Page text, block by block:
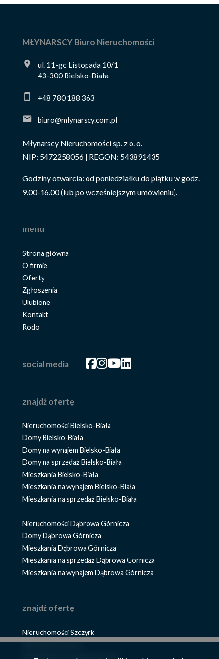
MŁYNARSCY Biuro Nieruchomości
ul. 11-go Listopada 10/1
43-300 Bielsko-Biała
+48 780 188 363
biuro@mlynarscy.com.pl
Młynarscy Nieruchomości sp. z o. o.
NIP: 5472258056 | REGON: 543891435
Godziny otwarcia: od poniedziałku do piątku w godz.
9.00-16.00 (lub po wcześniejszym umówieniu).
menu
Strona główna
O firmie
Oferty
Zgłoszenia
Ulubione
Kontakt
Rodo
social media Facebook
Facebook
Facebook
Facebook
znajdź ofertę
Nieruchomości Bielsko-Biała
Domy Bielsko-Biała
Domy na wynajem Bielsko-Biała
Domy na sprzedaż Bielsko-Biała
Mieszkania Bielsko-Biała
Mieszkania na wynajem Bielsko-Biała
Mieszkania na sprzedaż Bielsko-Biała
Nieruchomości Dąbrowa Górnicza
Domy Dąbrowa Górnicza
Mieszkania Dąbrowa Górnicza
Mieszkania na sprzedaż Dąbrowa Górnicza
Mieszkania na wynajem Dąbrowa Górnicza
znajdź ofertę
Nieruchomości Szczyrk
Mieszkania Szczyrk
Mieszkania na wynajem Szczyrk